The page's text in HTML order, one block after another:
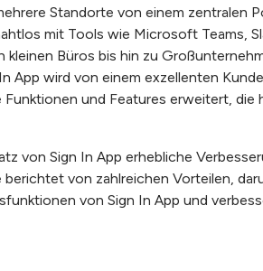
Standorte von einem zentralen
mit Tools wie Microsoft Teams,
Büros bis hin zu
App wird von einem exzellenten
und Features erweitert, die
von Sign In App erhebliche
berichtet von zahlreichen Vorteilen,
von Sign In App und